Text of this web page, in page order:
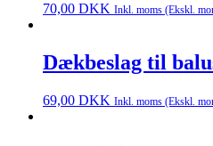
70,00 DKK Inkl. moms (Ekskl.
Dækbeslag til
69,00 DKK Inkl. moms (Ekskl.